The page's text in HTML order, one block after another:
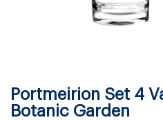
Portmeirion Set 4
Botanic Garden